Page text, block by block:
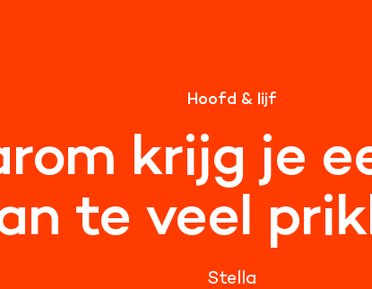
Hoofd & lijf
krijg je
te veel
Stella